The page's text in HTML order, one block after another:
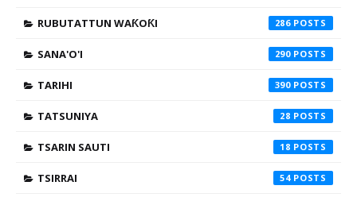
RUBUTATTUN WAƘOƘI 286
SANA'O'I 290
TARIHI 390
TATSUNIYA 28
TSARIN SAUTI 18
TSIRRAI 54